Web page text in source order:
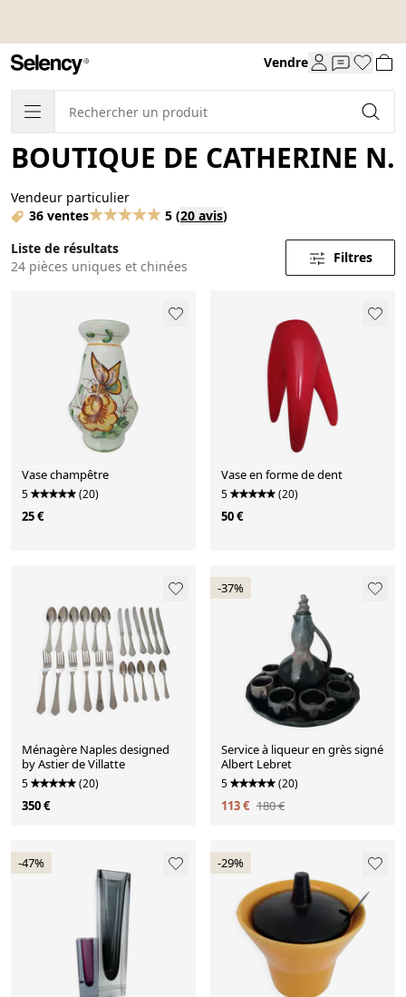
Vendre
BOUTIQUE DE CATHERINE N.
Vendeur particulier
36 ventes
5 (20 avis)
Liste de résultats
24 pièces uniques et chinées
Filtres
Vase champêtre
5 (20)
25 €
Vase en forme de dent
5 (20)
50 €
Ménagère Naples designed
by Astier de Villatte
5 (20)
350 €
-37%
Service à liqueur en grès signé
Albert Lebret
5 (20)
113 € 180 €
-47% -29%